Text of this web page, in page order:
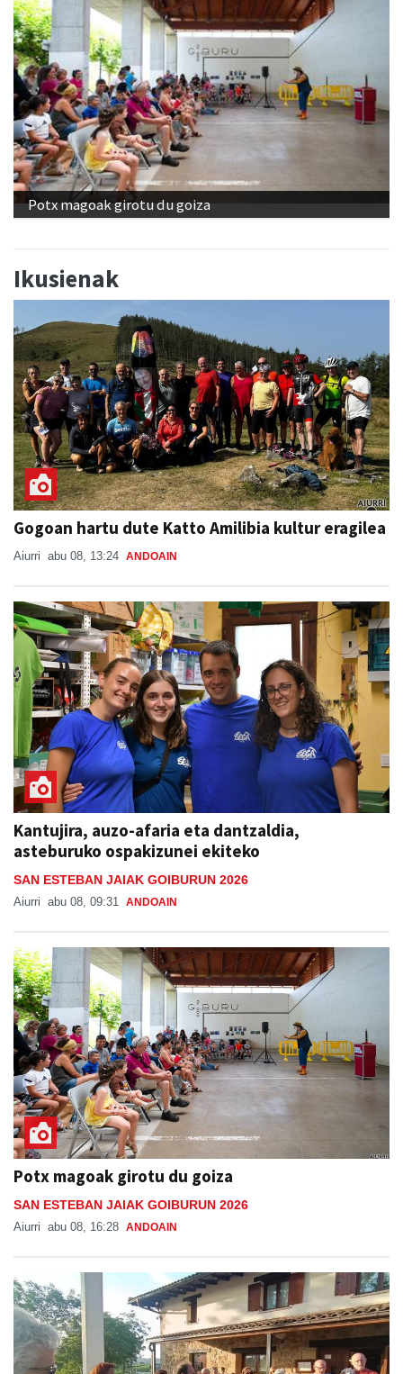
Potx magoak girotu du goiza
Ikusienak
Gogoan hartu dute Katto Amilibia kultur eragilea
Aiurri abu 08, 13:24 ANDOAIN
Kantujira, auzo-afaria eta dantzaldia,
asteburuko ospakizunei ekiteko
SAN ESTEBAN JAIAK GOIBURUN 2026
Aiurri abu 08, 09:31 ANDOAIN
Potx magoak girotu du goiza
SAN ESTEBAN JAIAK GOIBURUN 2026
Aiurri abu 08, 16:28 ANDOAIN